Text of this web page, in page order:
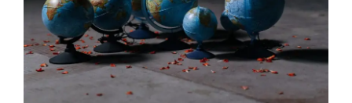
professore di medicina, di epidemiologia e...